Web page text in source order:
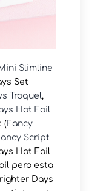
Slimline
Set
Troquel,
Hot Foil
(Fancy
Script
Hot Foil
pero esta
Days